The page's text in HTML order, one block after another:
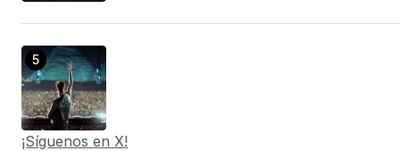
¡Síguenos en X!